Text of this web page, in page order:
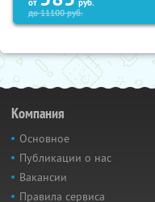
от
руб.
до11100руб.
Компания
Основное
Публикации о нас
Вакансии
Правила сервиса